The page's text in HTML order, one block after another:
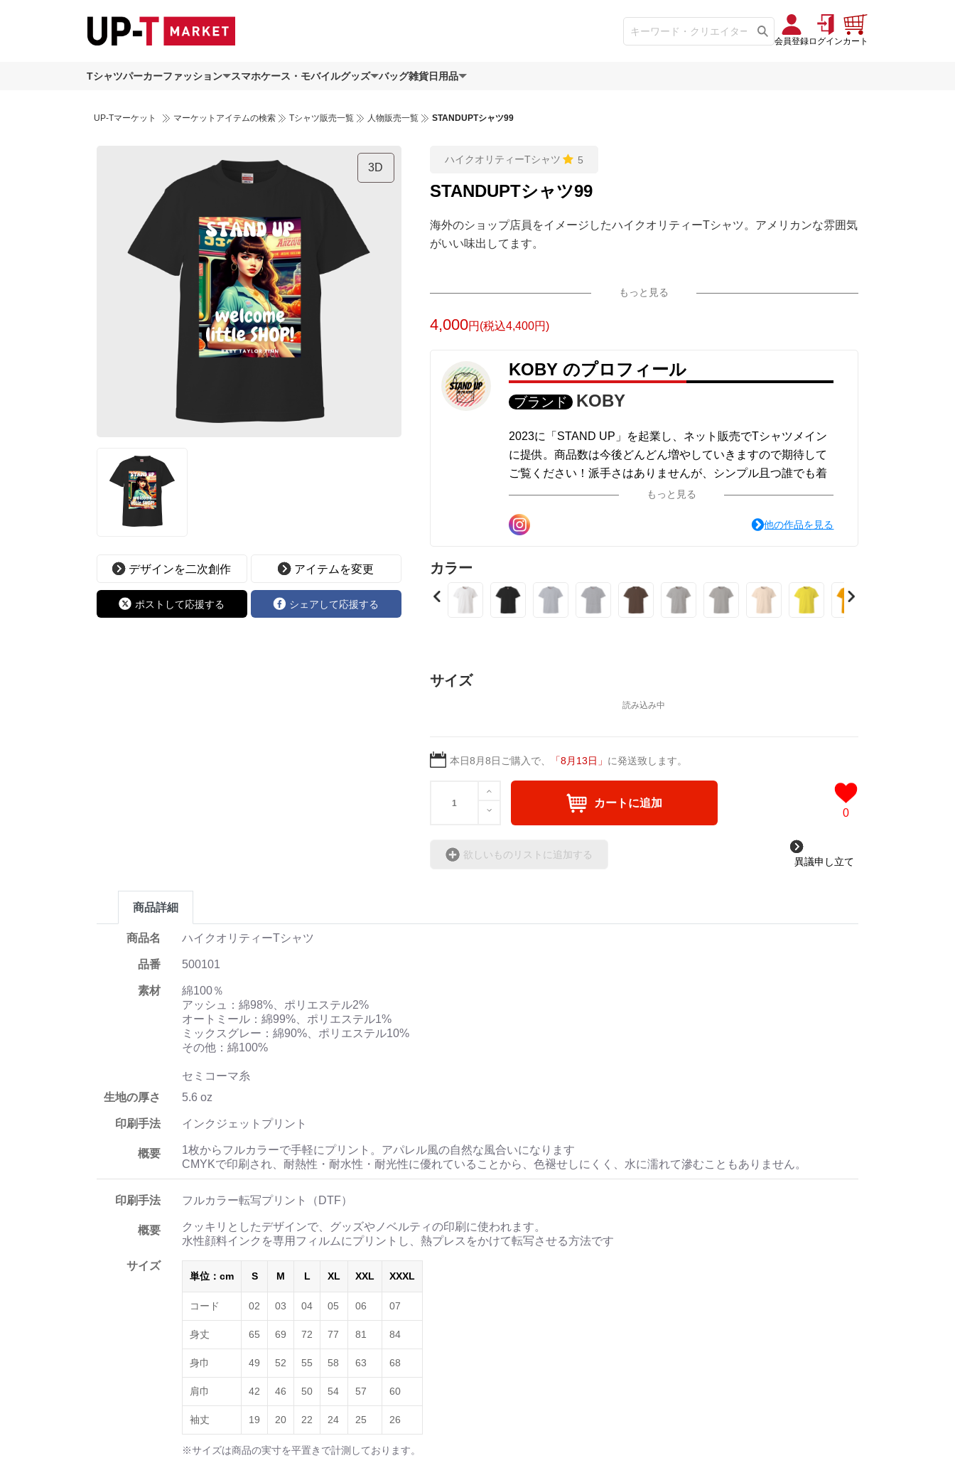
会員登録ログインカート
Tシャツパーカーファッション スマホケース・モバイルグッズ バッグ雑貨日用品
UP-Tマーケット マーケットアイテムの検索 Tシャツ販売一覧 人物販売一覧 STANDUPTシャツ99
3D
デザインを二次創作 アイテムを変更
ポストして応援する シェアして応援する
ハイクオリティーTシャツ 5
STANDUPTシャツ99
海外のショップ店員をイメージしたハイクオリティーTシャツ。アメリカンな雰囲気
がいい味出してます。
もっと見る
4,000円(税込4,400円)
KOBY のプロフィール
ブランド KOBY
2023に「STAND UP」を起業し、ネット販売でTシャツメイン
に提供。商品数は今後どんどん増やしていきますので期待して
ご覧ください！派手さはありませんが、シンプル且つ誰でも着
もっと見る
他の作品を見る
カラー
サイズ
本日8月8日 ご購入で、 「8月13日 」 に発送致します。
カートに追加
0
欲しいものリストに追加する
異議申し立て
商品詳細
商品名 ハイクオリティーTシャツ
品番 500101
素材
綿100％
アッシュ：綿98%、ポリエステル2%
オートミール：綿99%、ポリエステル1%
ミックスグレー：綿90%、ポリエステル10%
その他：綿100%
セミコーマ糸
生地の厚さ
5.6 oz
印刷手法 インクジェットプリント
概要
1枚からフルカラーで手軽にプリント。アパレル風の自然な風合いになります
CMYKで印刷され、耐熱性・耐水性・耐光性に優れていることから、色褪せしにくく、水に濡れて滲むこともありません。
印刷手法 フルカラー転写プリント（DTF）
概要
クッキリとしたデザインで、グッズやノベルティの印刷に使われます。
水性顔料インクを専用フィルムにプリントし、熱プレスをかけて転写させる方法です
サイズ
単位：cm S M L XL XXL XXXL
コード 02 03 04 05 06 07
身丈 65 69 72 77 81 84
身巾 49 52 55 58 63 68
肩巾 42 46 50 54 57 60
袖丈 19 20 22 24 25 26
※サイズは商品の実寸を平置きで計測しております。